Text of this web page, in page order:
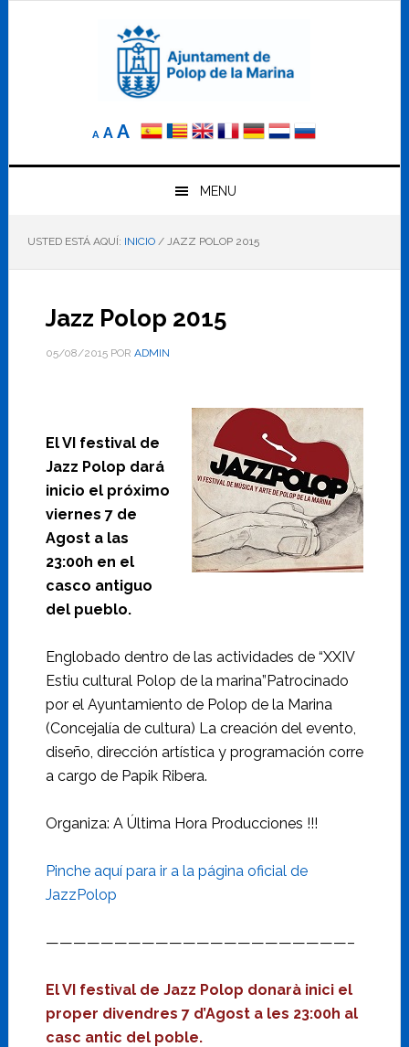
A
Reducir
elA Tamaño
AAumentar
el
tamaño
letra
MENU
USTED ESTÁ AQUÍ: INICIO /JAZZ POLOP 2015
Jazz Polop 2015
05/08/2015POR ADMIN
El VI festival de
Jazz Polop dará
inicio el próximo
viernes 7 de
Agost a las
23:00h en el
casco antiguo
del pueblo.
Englobado dentro de las actividades de “XXIV
Estiu cultural Polop de la marina”Patrocinado
por el Ayuntamiento de Polop de la Marina
(Concejalía de cultura) La creación del evento,
diseño, dirección artística y programación corre
a cargo de Papik Ribera.
Organiza: A Última Hora Producciones !!!
Pinche aquí para ir a la página oficial de
JazzPolop
——————————————————————–
El VI festival de Jazz Polop donarà inici el
proper divendres 7 d’Agost a les 23:00h al
casc antic del poble.